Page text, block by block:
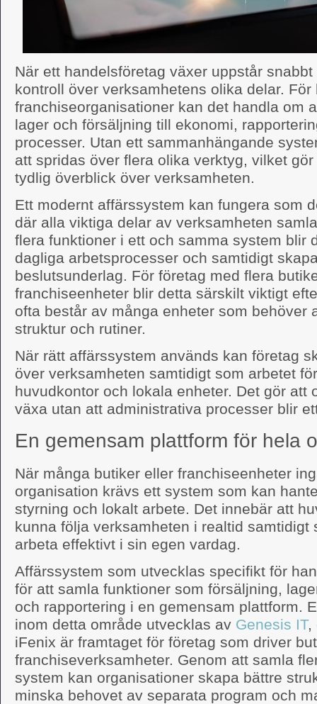
När ett handelsföretag växer uppstår
kontroll över verksamhetens olika delar.
franchiseorganisationer kan det handla om
lager och försäljning till ekonomi,
processer. Utan ett sammanhängande
att spridas över flera olika verktyg, vilket
tydlig överblick över verksamheten.
Ett modernt affärssystem kan fungera som
där alla viktiga delar av verksamheten
flera funktioner i ett och samma system blir
dagliga arbetsprocesser och samtidigt
beslutsunderlag. För företag med flera
franchiseenheter blir detta särskilt viktigt
ofta består av många enheter som behöver
struktur och rutiner.
När rätt affärssystem används kan företag
över verksamheten samtidigt som arbetet
huvudkontor och lokala enheter. Det gör att
växa utan att administrativa processer blir
En gemensam plattform för hela
När många butiker eller franchiseenheter
organisation krävs ett system som kan
styrning och lokalt arbete. Det innebär att
kunna följa verksamheten i realtid samtidigt
arbeta effektivt i sin egen vardag.
Affärssystem som utvecklas specifikt för
för att samla funktioner som försäljning,
och rapportering i en gemensam plattform.
inom detta område utvecklas av Genesis IT,
iFenix är framtaget för företag som driver
franchiseverksamheter. Genom att samla
system kan organisationer skapa bättre
minska behovet av separata program och